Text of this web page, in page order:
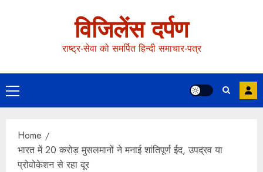
विजिलेंस दर्पण
राष्ट्र-सेवा को समर्पित हिन्दी समाचार-पत्र
Home
भारत में 20 करोड़ मुसलमानों ने मनाई शांतिपूर्ण ईद, उपद्रव या
प्रोवोकेशन से रहा दूर